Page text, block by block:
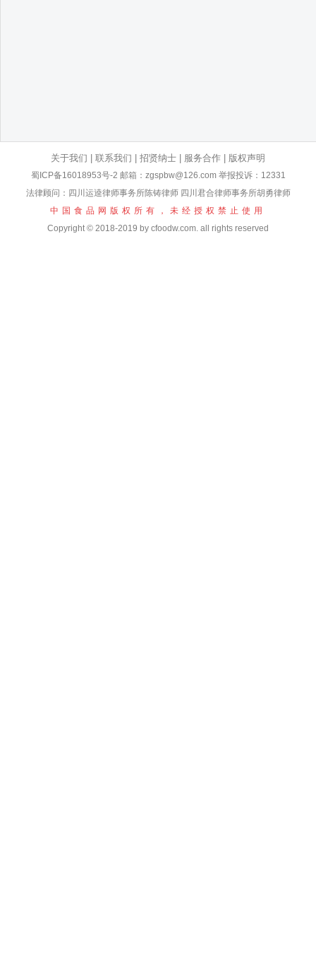
关于我们 联系我们 招贤纳士 服务合作 版权声明
蜀ICP备16018953号-2 邮箱：zgspbw@126.com 举报投诉：12331
法律顾问：四川运逵律师事务所陈铸律师 四川君合律师事务所胡勇律师
中国食品网版权所有，未经授权禁止使用
Copyright © 2018-2019 by cfoodw.com. all rights reserved